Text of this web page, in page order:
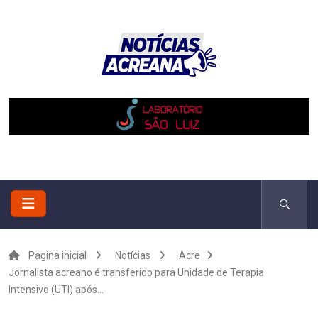
Pagina inicial Notícias
Acre
Jornalista acreano é transferido para Unidade de Terapia
Intensivo (UTI) após...